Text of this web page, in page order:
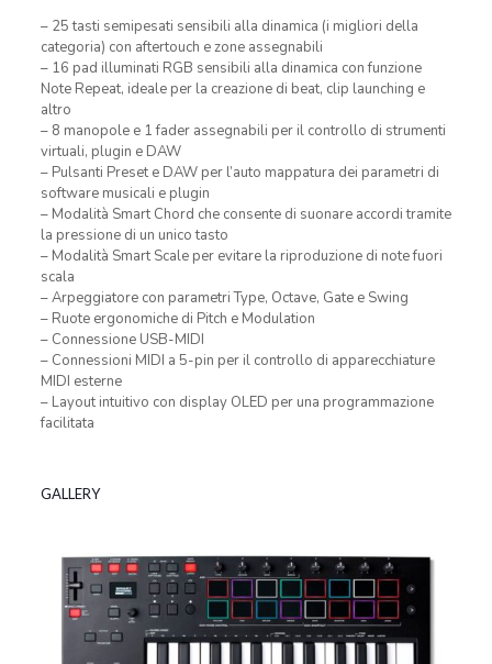
– 25 tasti semipesati sensibili alla dinamica (i migliori della
categoria) con aftertouch e zone assegnabili
– 16 pad illuminati RGB sensibili alla dinamica con funzione
Note Repeat, ideale per la creazione di beat, clip launching e
altro
– 8 manopole e 1 fader assegnabili per il controllo di strumenti
virtuali, plugin e DAW
– Pulsanti Preset e DAW per l’auto mappatura dei parametri di
software musicali e plugin
– Modalità Smart Chord che consente di suonare accordi tramite
la pressione di un unico tasto
– Modalità Smart Scale per evitare la riproduzione di note fuori
scala
– Arpeggiatore con parametri Type, Octave, Gate e Swing
– Ruote ergonomiche di Pitch e Modulation
– Connessione USB-MIDI
– Connessioni MIDI a 5-pin per il controllo di apparecchiature
MIDI esterne
– Layout intuitivo con display OLED per una programmazione
facilitata
GALLERY